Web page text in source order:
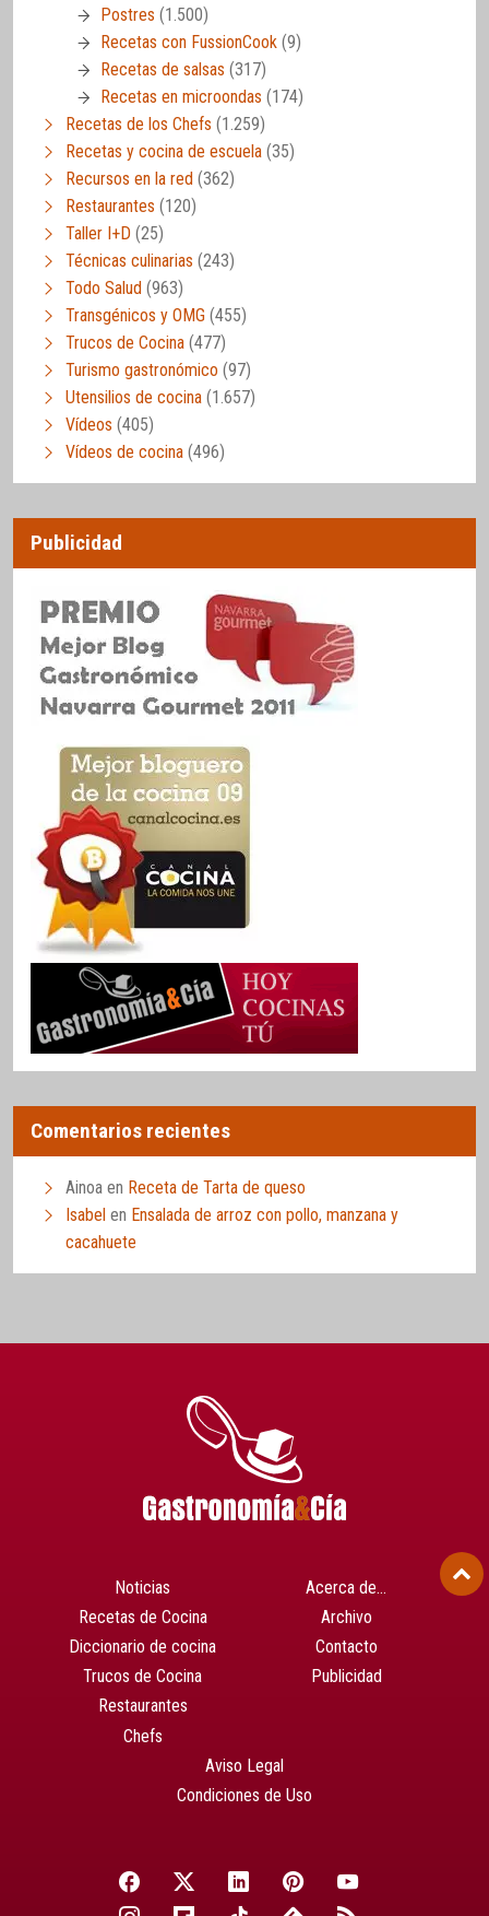
Postres (1.500)
Recetas con FussionCook (9)
Recetas de salsas (317)
Recetas en microondas (174)
Recetas de los Chefs (1.259)
Recetas y cocina de escuela (35)
Recursos en la red (362)
Restaurantes (120)
Taller I+D (25)
Técnicas culinarias (243)
Todo Salud (963)
Transgénicos y OMG (455)
Trucos de Cocina (477)
Turismo gastronómico (97)
Utensilios de cocina (1.657)
Vídeos (405)
Vídeos de cocina (496)
Publicidad
Comentarios recientes
Ainoa en Receta de Tarta de queso
Isabel en Ensalada de arroz con pollo, manzana y
cacahuete
Noticias
Recetas de Cocina
Diccionario de cocina
Trucos de Cocina
Restaurantes
Chefs
Acerca de…
Archivo
Contacto
Publicidad
Aviso Legal
Condiciones de Uso